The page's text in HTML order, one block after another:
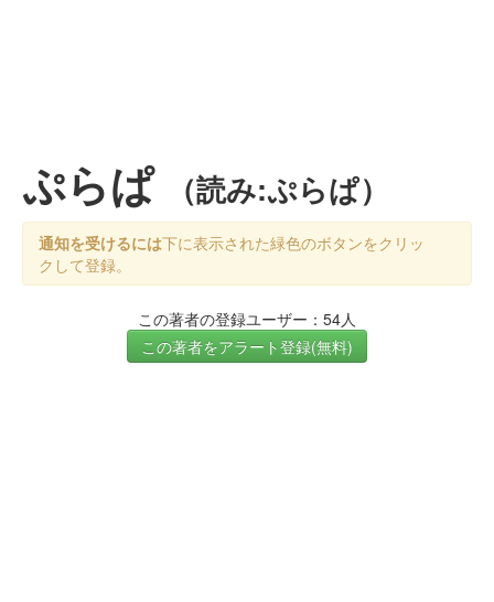
ぷらぱ （読み:ぷらぱ）
通知を受けるには下に表示された緑色のボタンをクリッ
クして登録。
この著者の登録ユーザー：54人
この著者をアラート登録(無料)